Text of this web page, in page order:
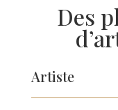
Des
Artiste